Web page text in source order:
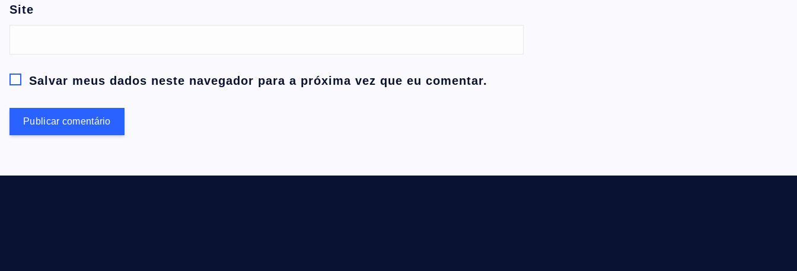
Site
Salvar meus dados neste navegador para a próxima vez que eu comentar.